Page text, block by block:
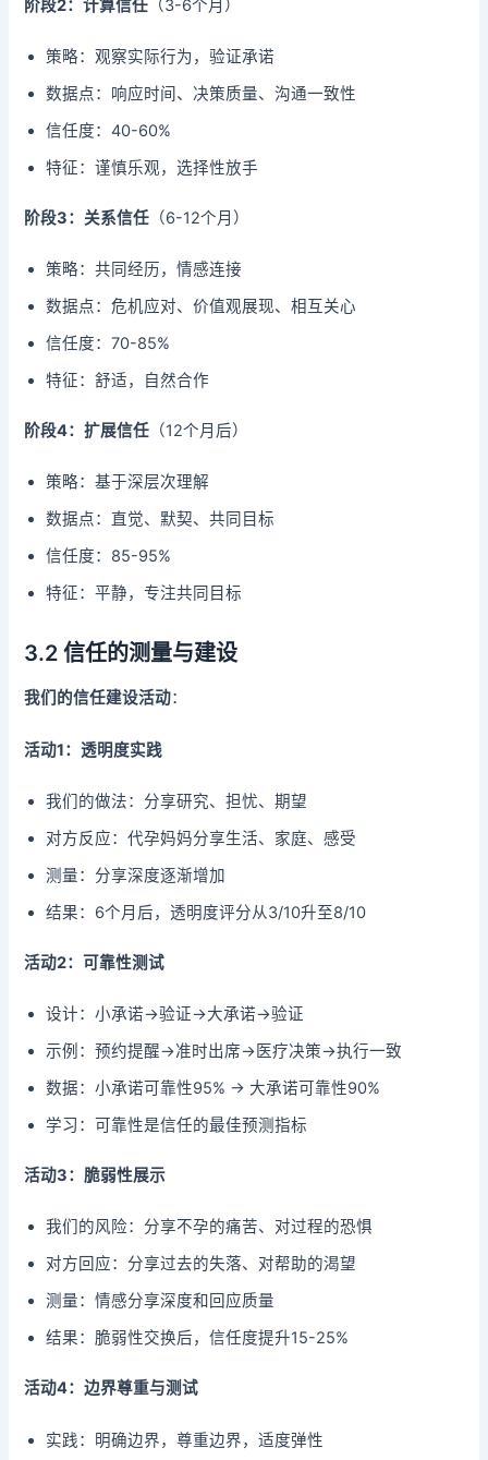
阶段2：计算信任 （3-6个月）
策略：观察实际行为，验证承诺
数据点：响应时间、决策质量、沟通一致性
信任度：40-60%
特征：谨慎乐观，选择性放手
阶段3：关系信任 （6-12个月）
策略：共同经历，情感连接
数据点：危机应对、价值观展现、相互关心
信任度：70-85%
特征：舒适，自然合作
阶段4：扩展信任 （12个月后）
策略：基于深层次理解
数据点：直觉、默契、共同目标
信任度：85-95%
特征：平静，专注共同目标
3.2 信任的测量与建设
我们的信任建设活动：
活动1：透明度实践
我们的做法：分享研究、担忧、期望
对方反应：代孕妈妈分享生活、家庭、感受
测量：分享深度逐渐增加
结果：6个月后，透明度评分从3/10升至8/10
活动2：可靠性测试
设计：小承诺→验证→大承诺→验证
示例：预约提醒→准时出席→医疗决策→执行一致
数据：小承诺可靠性95% → 大承诺可靠性90%
学习：可靠性是信任的最佳预测指标
活动3：脆弱性展示
我们的风险：分享不孕的痛苦、对过程的恐惧
对方回应：分享过去的失落、对帮助的渴望
测量：情感分享深度和回应质量
结果：脆弱性交换后，信任度提升15-25%
活动4：边界尊重与测试
实践：明确边界，尊重边界，适度弹性